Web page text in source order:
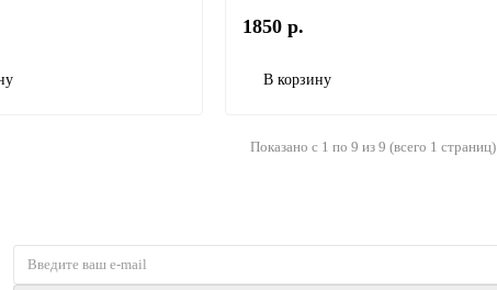
1850 р.
В корзину
Показано с 1 по 9 из 9 (всего 1 страниц)